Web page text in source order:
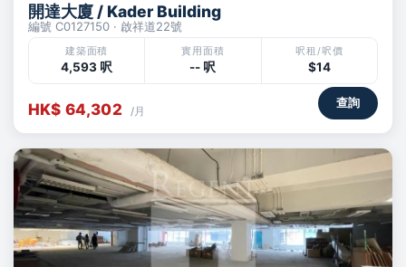
開達大廈 / Kader Building
編號 C0127150 · 啟祥道22號
建築面積
4,593 呎
實用面積
-- 呎
呎租/呎價
$14
HK$ 64,302 /月
查詢